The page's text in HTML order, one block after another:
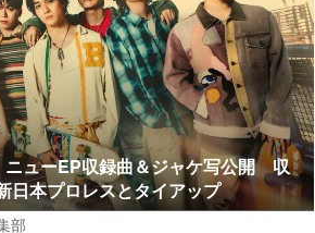
ューEP収録曲＆ジャケ写公開 収
日本プロレスとタイアップ
部